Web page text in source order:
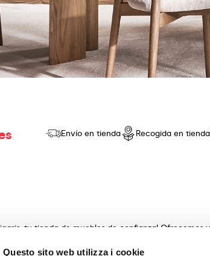
Questo sito web utilizza i cookie
Envío en tienda Recogida en tienda
tu tienda de muebles de confianza!
alta calidad, con un diseño innovador y una